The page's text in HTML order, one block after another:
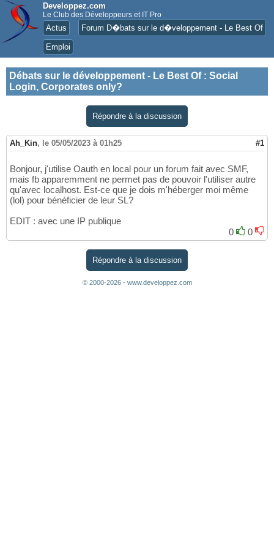
Developpez.com
Le Club des Développeurs et IT Pro
Actus Forum D�bats sur le d�veloppement - Le Best Of
Emploi
Débats sur le développement - Le Best Of: Social
Login, Corporates only?
Répondre à la discussion
Ah_Kin, le 05/05/2023 à 01h25 #1
Bonjour, j'utilise Oauth en local pour un forum fait avec SMF,
mais fb apparemment ne permet pas de pouvoir l'utiliser autre
qu'avec localhost. Est-ce que je dois m'héberger moi même
(lol) pour bénéficier de leur SL?
EDIT : avec une IP publique
0
0
Répondre à la discussion
© 2000-2026 - www.developpez.com